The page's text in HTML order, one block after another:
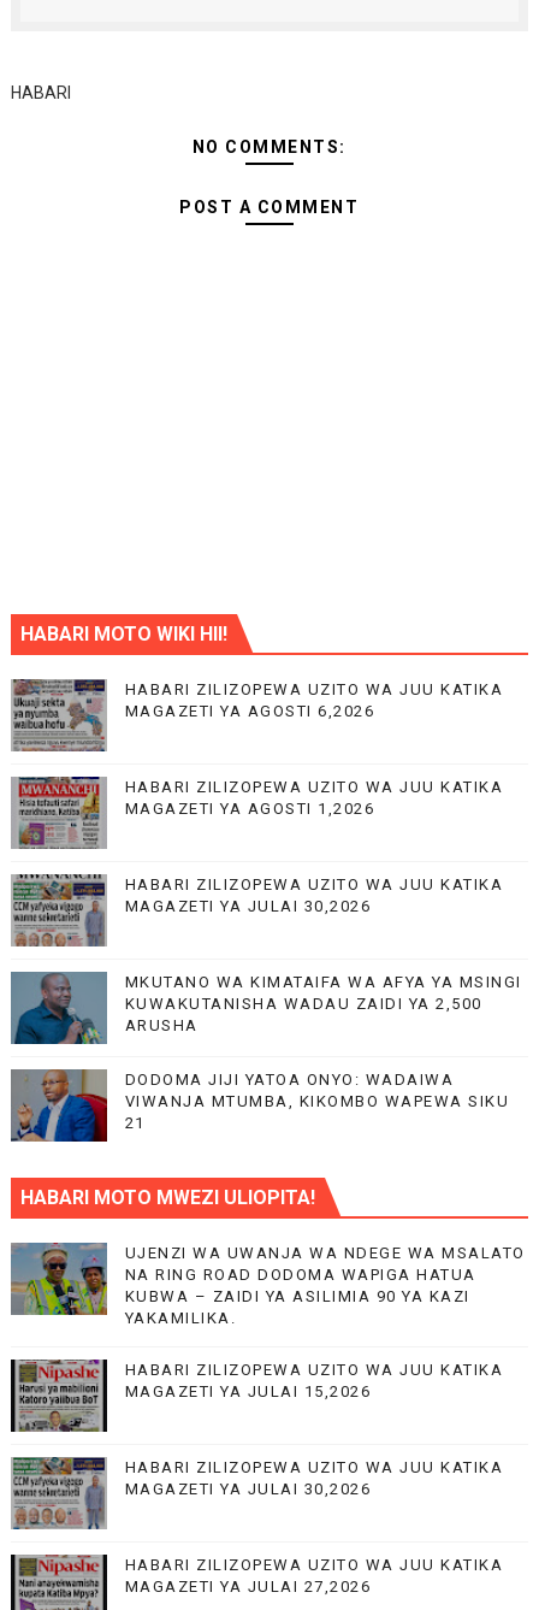
HABARI
NO COMMENTS:
POST A COMMENT
HABARI MOTO WIKI HII!
HABARI ZILIZOPEWA UZITO WA JUU KATIKA
MAGAZETI YA AGOSTI 6,2026
HABARI ZILIZOPEWA UZITO WA JUU KATIKA
MAGAZETI YA AGOSTI 1,2026
HABARI ZILIZOPEWA UZITO WA JUU KATIKA
MAGAZETI YA JULAI 30,2026
MKUTANO WA KIMATAIFA WA AFYA YA MSINGI
KUWAKUTANISHA WADAU ZAIDI YA 2,500
ARUSHA
DODOMA JIJI YATOA ONYO: WADAIWA
VIWANJA MTUMBA, KIKOMBO WAPEWA SIKU
21
HABARI MOTO MWEZI ULIOPITA!
UJENZI WA UWANJA WA NDEGE WA MSALATO
NA RING ROAD DODOMA WAPIGA HATUA
KUBWA – ZAIDI YA ASILIMIA 90 YA KAZI
YAKAMILIKA.
HABARI ZILIZOPEWA UZITO WA JUU KATIKA
MAGAZETI YA JULAI 15,2026
HABARI ZILIZOPEWA UZITO WA JUU KATIKA
MAGAZETI YA JULAI 30,2026
HABARI ZILIZOPEWA UZITO WA JUU KATIKA
MAGAZETI YA JULAI 27,2026